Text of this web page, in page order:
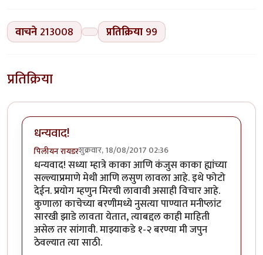
वाचने 213008 प्रतिक्रिया 99
प्रतिक्रिया
धन्यवाद!
पिलीयन रायडरशुक्रवार, 18/08/2017 02:36
धन्यवाद! सध्या म्हात्रे काका आणि कंजुस काका ह्यांच्या
सल्ल्याप्रमाणे मेथी आणि लसुण लावला आहे. इथे फोटो
देईन. प्रयोग म्हणुन मिरची लावावी असाही विचार आहे.
कुणाला काचेच्या बरणीमध्ये नुसत्या पाण्यात मनीप्लांट
सारखी झाडे लावता येतात, त्याबद्दल काही माहिती
असेल तर सांगावी. माझ्याकडे १-२ बरण्या मी जपुन
ठेवल्यात त्या साठी.